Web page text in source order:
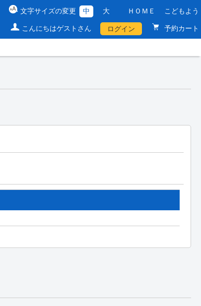
文字サイズの変更 中 大 ＨＯＭＥ こどもよう
こんにちはゲストさん ログイン 予約カート